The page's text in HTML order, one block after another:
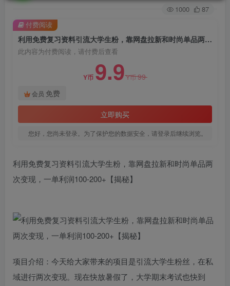
1000 87
利用免费复习资料引流大学生粉，靠网盘拉新和时尚单品两次变现，一单利润100-200+【揭秘】
此内容为付费阅读，请付费后查看
Y币 9.9Y币99
会员 免费
立即购买
您好，您尚未登录。为了保护您的数据安全，请登录后继续浏览。
付费阅读
利用免费复习资料引流大学生粉，靠网盘拉新和时尚单品两
次变现，一单利润100-200+【揭秘】
项目介绍：今天给大家带来的项目是引流大学生粉丝，在私
域进行两次变现。现在快放暑假了，大学期末考试也快到